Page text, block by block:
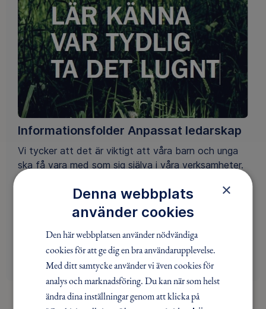
Informationsfolder Anpassat ledarskap
Vi tycker att det är viktigt att våra barn och unga
ska få vara med som sig själva i våra verksamheter.
Du som ledare kan påverka så det blir mer möjligt.
Läs mer i denna infofolder.
LADDA NER FOLDERN HÄR
×
Denna webbplats
använder cookies
Den här webbplatsen använder nödvändiga
cookies för att ge dig en bra användarupplevelse.
Med ditt samtycke använder vi även cookies för
analys och marknadsföring. Du kan när som helst
ändra dina inställningar genom att klicka på